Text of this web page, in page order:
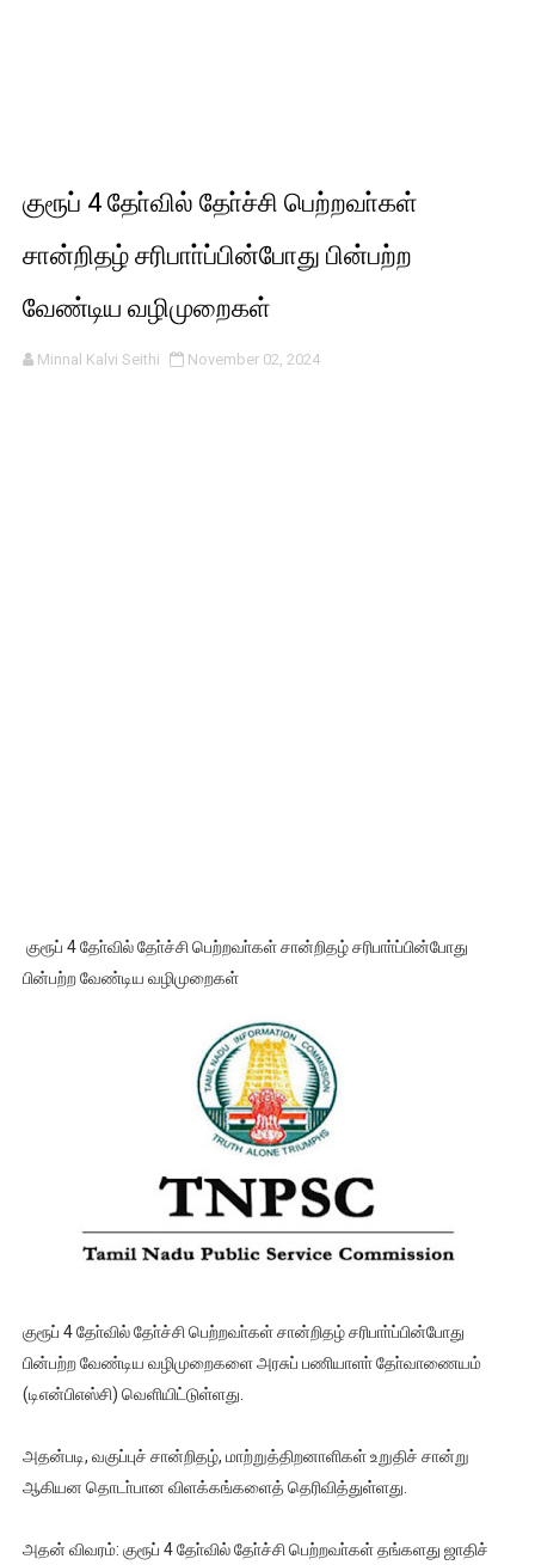
குரூப் 4 தோ்வில் தோ்ச்சி பெற்றவா்கள்
சான்றிதழ் சரிபாா்ப்பின்போது பின்பற்ற
வேண்டிய வழிமுறைகள்
Minnal Kalvi Seithi November 02, 2024
குரூப் 4 தோ்வில் தோ்ச்சி பெற்றவா்கள் சான்றிதழ் சரிபாா்ப்பின்போது
பின்பற்ற வேண்டிய வழிமுறைகள்
குரூப் 4 தோ்வில் தோ்ச்சி பெற்றவா்கள் சான்றிதழ் சரிபாா்ப்பின்போது
பின்பற்ற வேண்டிய வழிமுறைகளை அரசுப் பணியாளா் தோ்வாணையம்
(டிஎன்பிஎஸ்சி) வெளியிட்டுள்ளது.
அதன்படி, வகுப்புச் சான்றிதழ், மாற்றுத்திறனாளிகள் உறுதிச் சான்று
ஆகியன தொடா்பான விளக்கங்களைத் தெரிவித்துள்ளது.
அதன் விவரம்: குரூப் 4 தோ்வில் தோ்ச்சி பெற்றவா்கள் தங்களது ஜாதிச்